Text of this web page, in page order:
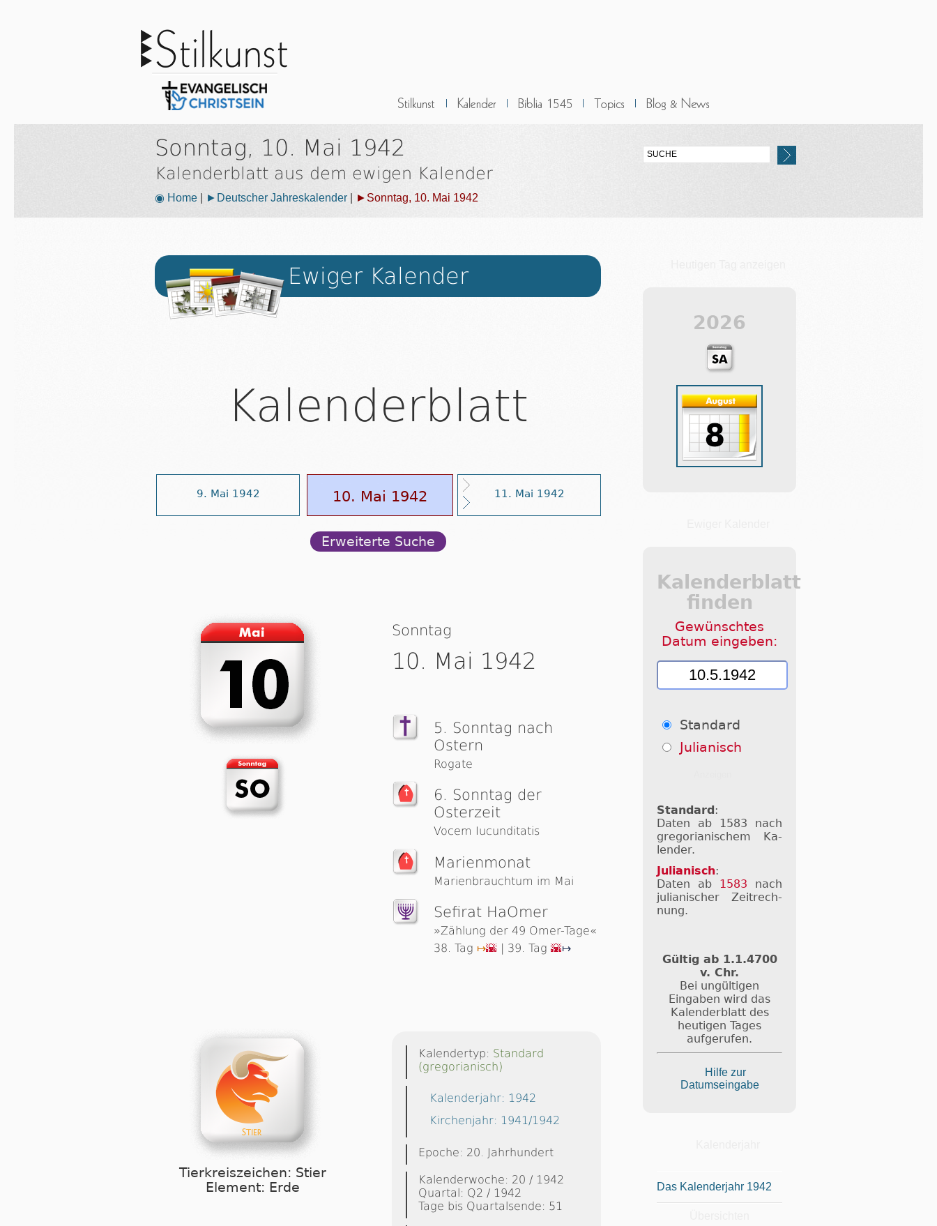
Sonntag, 10. Mai 1942
Kalenderblatt aus dem ewigen Kalender
◉ Home ►Deutscher Jahreskalender ►Sonntag, 10. Mai 1942
Ewiger Kalender
Kalenderblatt
9. Mai 1942 10. Mai 1942 11. Mai 1942
Erweiterte Suche
Sonntag
10. Mai 1942
5. Sonntag nach
Ostern
Rogate
6. Sonntag der
Osterzeit
Vocem Iucunditatis
Marienmonat
Marienbrauchtum im Mai
Sefirat HaOmer
»Zählung der 49 Omer-Tage«
38. Tag ↦🌇 | 39. Tag 🌇↦
Tierkreiszeichen: Stier
Element: Erde
Kalendertyp: Standard
(gregorianisch)
Kalenderjahr: 1942
Kirchenjahr: 1941/1942
Epoche: 20. Jahrhundert
Kalenderwoche: 20 / 1942
Quartal: Q2 / 1942
Tage bis Quartalsende: 51
2026
Kalenderblatt
finden
Gewünschtes
Datum eingeben:
Standard
Julianisch
Standard :
Daten ab 1583 nach
gre­go­ri­a­ni­schem Ka­
len­der.
Julianisch:
Daten ab 1583 nach
ju­li­a­ni­scher Zeit­rech­
nung.
Gültig ab 1.1.4700
v. Chr.
Bei ungültigen
Eingaben wird das
Kalenderblatt des
heutigen Tages
aufgerufen.
Hilfe zur
Datumseingabe
Das Kalenderjahr 1942